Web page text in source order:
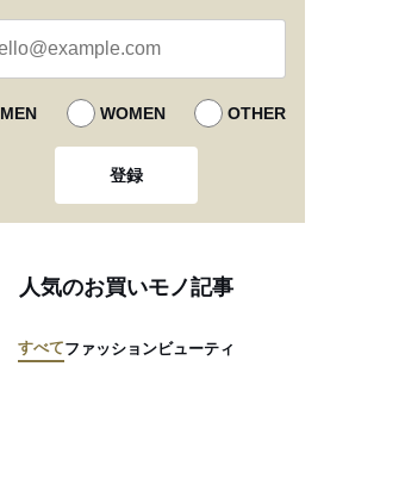
MEN WOMEN OTHER
登録
人気のお買いモノ記事
すべてファッションビューティ